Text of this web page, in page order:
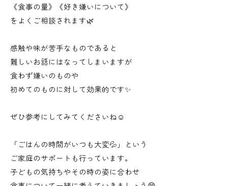
《食事の量》《好き嫌いについて》
をよくご相談されます🌿
感触や味が苦手なものであると
難しいお話にはなってしまいますが
食わず嫌いのものや
初めてのものに対して効果的です✨
ぜひ参考にしてみてくださいね☺️
「ごはんの時間がいつも大変💦」という
ご家庭のサポートも行っています。
子どもの気持ちやその時の姿に合わせ